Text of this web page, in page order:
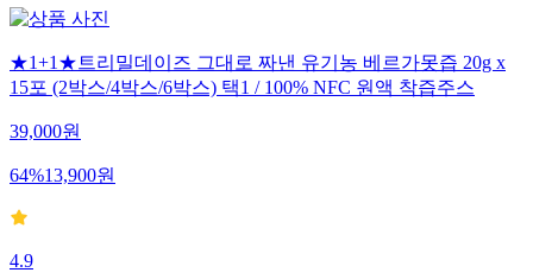
★1+1★트리밀데이즈 그대로 짜낸 유기농 베르가못즙 20g x
15포 (2박스/4박스/6박스) 택1 / 100% NFC 원액 착즙주스
39,000원
64%13,900원
4.9